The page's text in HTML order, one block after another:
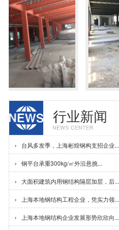
行业新闻
台风多发季，上海彬煌钢构支招企业...
钢平台承重300kg/㎡外沿悬挑...
大面积建筑内用钢结构隔层加层，后...
上海本地钢结构工程企业，凭实力领...
上海本地钢结构企业发展形势欣欣向...